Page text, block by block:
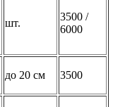
шт.
3500 /
6000
до 20 см 3500